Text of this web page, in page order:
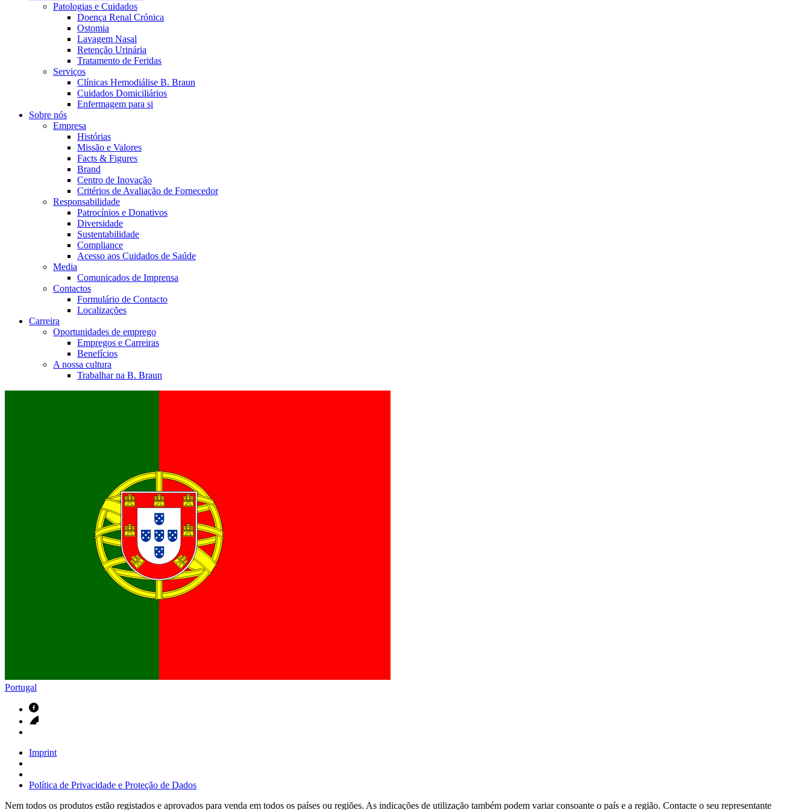
Catálogo de Produtos
Encontre o produto que procura. Visite o catálogo de produtos da B. Braun com o nosso portfólio completo.
Centro de Inovação
Vamos impulsionar juntos a inovação na tecnologia médica. Saiba mais sobre o nosso centro de inovação e apresente a sua ideia.
Em diálogo com a B. Braun. Entre em contacto connosco
Patologias e Cuidados
Doença Renal Crónica
Ostomia
Lavagem Nasal
Retenção Urinária
Tratamento de Feridas
Serviços
Clínicas Hemodiálise B. Braun
Cuidados Domiciliários
Enfermagem para si
Sobre nós
Empresa
Histórias
Missão e Valores
Facts & Figures
Brand
Centro de Inovação
Critérios de Avaliação de Fornecedor
Responsabilidade
Patrocínios e Donativos
Diversidade
Sustentabilidade
Compliance
Acesso aos Cuidados de Saúde
Media
Comunicados de Imprensa
Contactos
Formulário de Contacto
Localizações
Carreira
Oportunidades de emprego
Empregos e Carreiras
Benefícios
A nossa cultura
Trabalhar na B. Braun
Portugal
Imprint
Política de Privacidade e Proteção de Dados
Nem todos os produtos estão registados e aprovados para venda em todos os países ou regiões. As indicações de utilização também podem variar consoante o país e a região. Contacte o seu representante